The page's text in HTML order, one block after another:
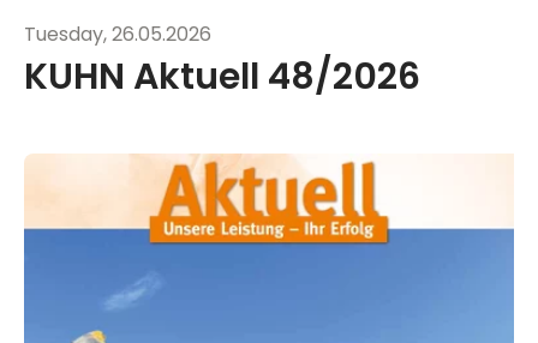
Tuesday, 26.05.2026
KUHN Aktuell 48/2026